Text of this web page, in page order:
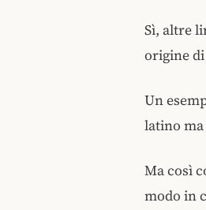
Sì, altre
origine di
Un
latino
Ma così
modo in